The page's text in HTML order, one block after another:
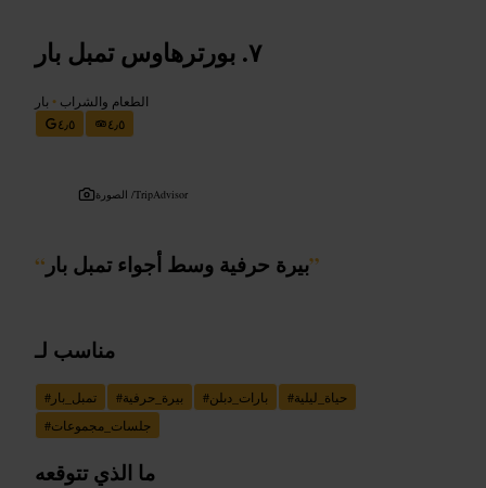
بورترهاوس تمبل بار
الطعام والشراب • بار
٤٫٥
٤٫٥
الصورة /TripAdvisor
“ بيرة حرفية وسط أجواء تمبل بار”
مناسب لـ
# تمبل_بار #بيرة_حرفية #بارات_دبلن #حياة_ليلية
#جلسات_مجموعات
ما الذي تتوقعه